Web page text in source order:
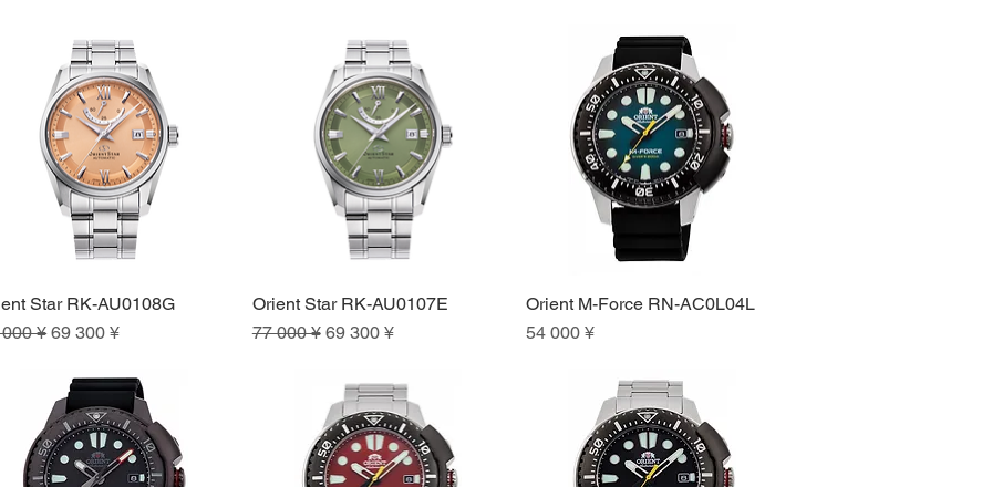
Быстрый просмотр
Star RK-AU0108G
цена
¥ Цена со скидкой
69 300 ¥
Быстрый просмотр
Orient Star RK-AU0107E
Обычная цена
77 000 ¥ Цена со скидкой
69 300 ¥
Быстрый просмотр
Orient M-Force RN-AC0L04L
Цена
54 000 ¥